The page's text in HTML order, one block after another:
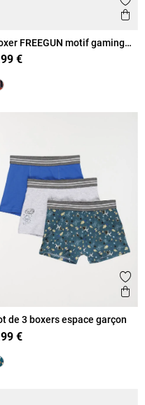
aux favoris
rapide
FREEGUN motif gaming
€
aux favoris
rapide
de 3 boxers espace garçon
€